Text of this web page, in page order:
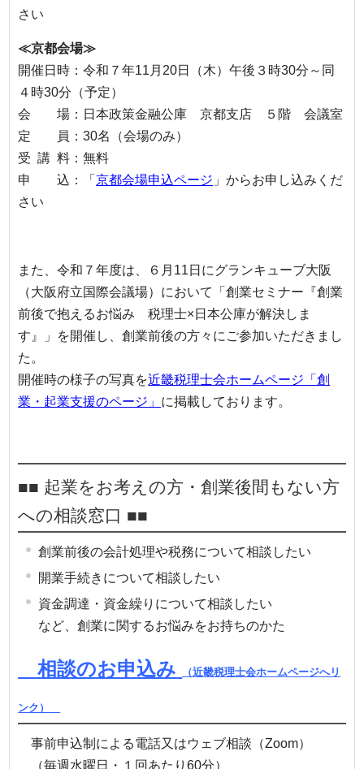
さい
≪京都会場≫
開催日時：令和７年11月20日（木）午後３時30分～同
４時30分（予定）
会 場：日本政策金融公庫 京都支店 ５階 会議室
定 員：30名（会場のみ）
受 講 料：無料
申 込：「京都会場申込ページ 」からお申し込みくだ
さい
また、令和７年度は、６月11日にグランキューブ大阪
（大阪府立国際会議場）において「創業セミナー『創業
前後で抱えるお悩み 税理士×日本公庫が解決しま
す』」を開催し、創業前後の方々にご参加いただきまし
た。
開催時の様子の写真を近畿税理士会ホームページ「創
業・起業支援のページ」 に掲載しております。
■■ 起業をお考えの方・創業後間もない方
への相談窓口 ■■
創業前後の会計処理や税務について相談したい
開業手続きについて相談したい
資金調達・資金繰りについて相談したい
など、創業に関するお悩みをお持ちのかた
相談のお申込み （近畿税理士会ホームページへリ
ンク）
事前申込制による電話又はウェブ相談（Zoom）
（毎週水曜日・１回あたり60分）